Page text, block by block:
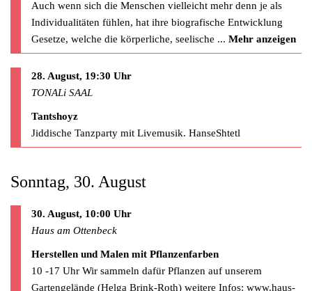
Auch wenn sich die Menschen vielleicht mehr denn je als
Individualitäten fühlen, hat ihre biografische Entwicklung
Gesetze, welche die körperliche, seelische ... Mehr anzeigen
28. August, 19:30 Uhr
TONALi SAAL
Tantshoyz
Jiddische Tanzparty mit Livemusik. HanseShtetl
Sonntag, 30. August
30. August, 10:00 Uhr
Haus am Ottenbeck
Herstellen und Malen mit Pflanzenfarben
10 -17 Uhr Wir sammeln dafür Pflanzen auf unserem
Gartengelände (Helga Brink-Roth) weitere Infos: www.haus-